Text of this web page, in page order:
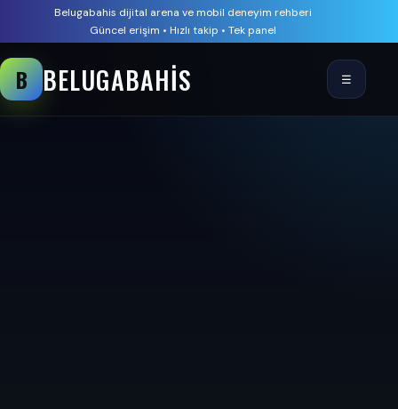
Belugabahis dijital arena ve mobil deneyim rehberi
Güncel erişim • Hızlı takip • Tek panel
B BELUGABAHIS ☰